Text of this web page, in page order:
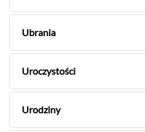
Ubrania
Uroczystości
Urodziny